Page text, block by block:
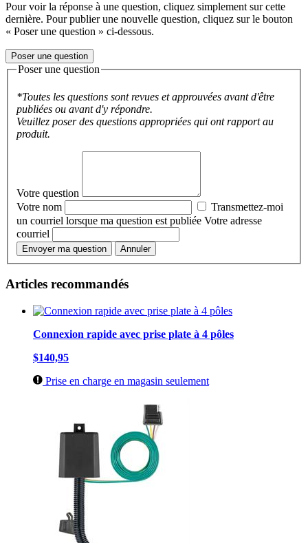
Pour voir la réponse à une question, cliquez simplement sur cette
dernière. Pour publier une nouvelle question, cliquez sur le bouton
« Poser une question » ci-dessous.
Poser une question
Poser une question
*Toutes les questions sont revues et approuvées avant d'être
publiées ou avant d'y répondre.
Veuillez poser des questions appropriées qui ont rapport au
produit.
Votre question
Votre nom
Transmettez-moi
un courriel lorsque ma question est publiée Votre adresse
courriel
Envoyer ma question Annuler
Articles recommandés
Connexion rapide avec prise plate à 4 pôles
$140,95
Prise en charge en magasin seulement